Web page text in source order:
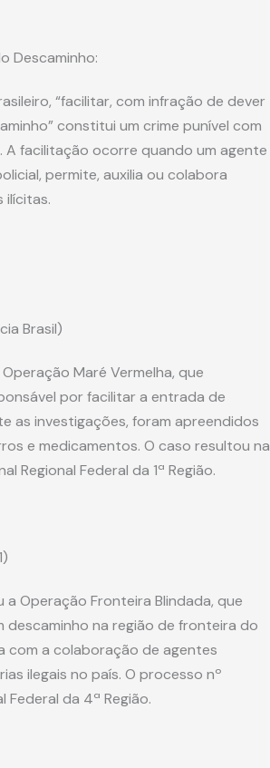
Descaminho:
“facilitar, com infração de dever
constitui um crime punível com
A facilitação ocorre quando um agente
permite, auxilia ou colabora
ilícitas.
Brasil)
Maré Vermelha, que
por facilitar a entrada de
as investigações, foram apreendidos
e medicamentos. O caso resultou na
Regional Federal da 1ª Região.
a Operação Fronteira Blindada, que
descaminho na região de fronteira do
com a colaboração de agentes
ilegais no país. O processo nº
da 4ª Região.